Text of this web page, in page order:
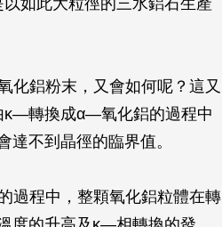
如此大粒徑的三水鋁石生產
化鋁粉末，又會如何呢？這又
κ—轉換成α—氧化鋁的過程中
不到晶徑的臨界值。
程中，整顆氧化鋁粒體在轉